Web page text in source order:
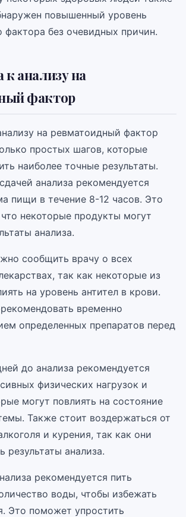
повышенный уровень
фактора без очевидных причин.
к анализу на
фактор
на ревматоидный фактор
простых шагов, которые
наиболее точные результаты.
анализа рекомендуется
пищи в течение 8-12 часов. Это
некоторые продукты могут
анализа.
сообщить врачу о всех
так как некоторые из
на уровень антител в крови.
временно
определенных препаратов перед
до анализа рекомендуется
физических нагрузок и
могут повлиять на состояние
Также стоит воздержаться от
и курения, так как они
результаты анализа.
рекомендуется пить
воды, чтобы избежать
Это поможет упростить